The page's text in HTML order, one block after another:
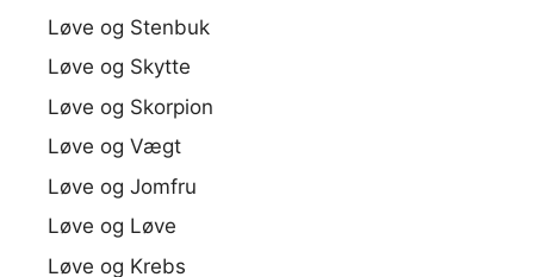
Løve og Stenbuk
Løve og Skytte
Løve og Skorpion
Løve og Vægt
Løve og Jomfru
Løve og Løve
Løve og Krebs